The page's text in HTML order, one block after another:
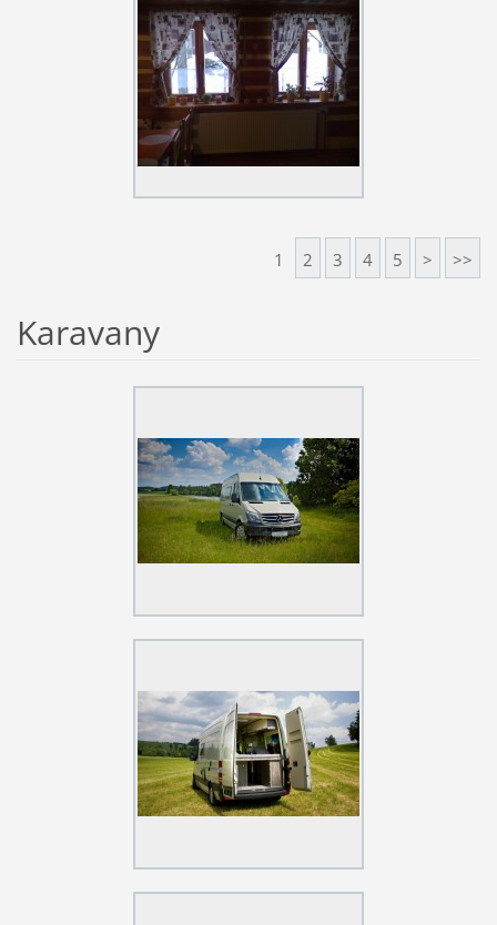
1 2 3 4 5 > >>
Karavany